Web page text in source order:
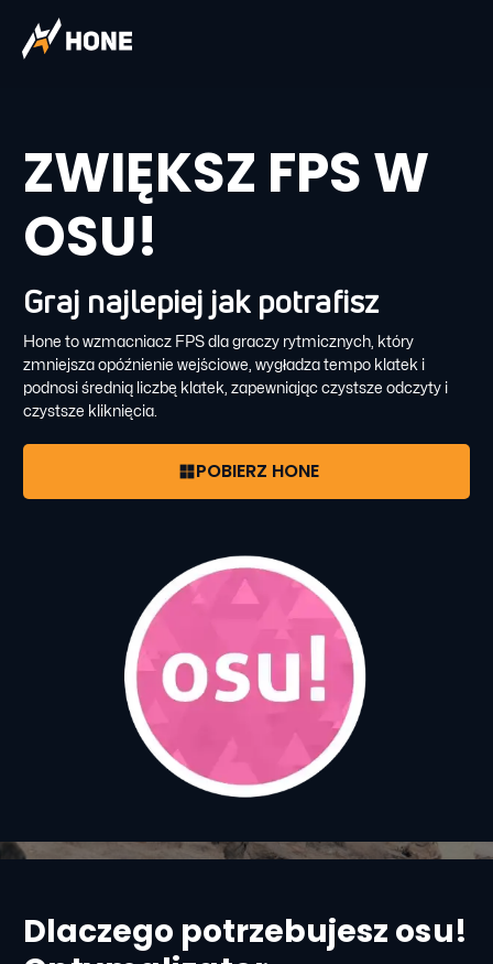
ZWIĘKSZ FPS W
OSU!
Graj najlepiej jak potrafisz
Hone to wzmacniacz FPS dla graczy rytmicznych, który
zmniejsza opóźnienie wejściowe, wygładza tempo klatek i
podnosi średnią liczbę klatek, zapewniając czystsze odczyty i
czystsze kliknięcia.
POBIERZ HONE
Dlaczego potrzebujesz osu!